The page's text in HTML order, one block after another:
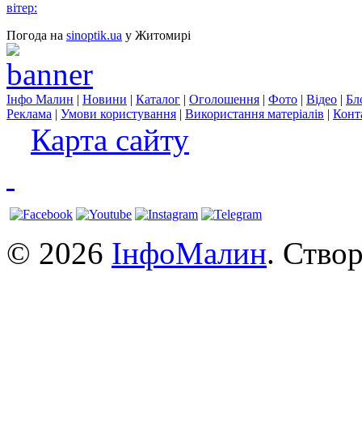
вітер:
Погода на sinoptik.ua у Житомирі
Інфо Малин | Новини | Каталог | Оголошення | Фото | Відео |
Реклама | Умови користування | Використання матеріалів |
Карта сайту
© 2026 ІнфоМалин.